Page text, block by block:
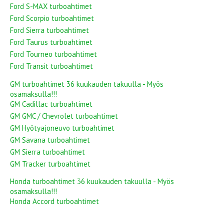
Ford S-MAX turboahtimet
Ford Scorpio turboahtimet
Ford Sierra turboahtimet
Ford Taurus turboahtimet
Ford Tourneo turboahtimet
Ford Transit turboahtimet
GM turboahtimet 36 kuukauden takuulla - Myös
osamaksulla!!!
GM Cadillac turboahtimet
GM GMC / Chevrolet turboahtimet
GM Hyötyajoneuvo turboahtimet
GM Savana turboahtimet
GM Sierra turboahtimet
GM Tracker turboahtimet
Honda turboahtimet 36 kuukauden takuulla - Myös
osamaksulla!!!
Honda Accord turboahtimet